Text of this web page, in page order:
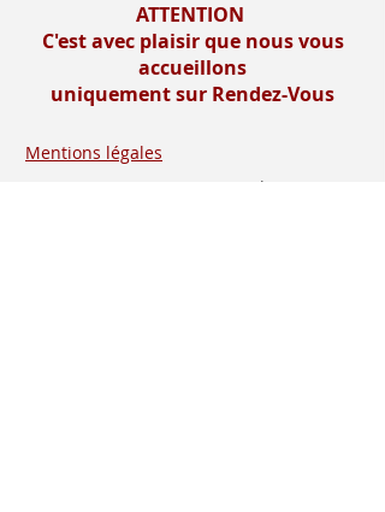
ATTENTION
C'est avec plaisir que nous vous
accueillons
uniquement sur Rendez-Vous
Mentions légales
Imprimerie-mosnier.com est le site